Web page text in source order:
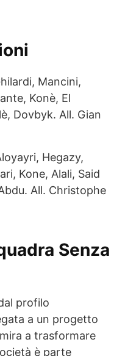
Mancini,
Konè, El
Dovbyk. All. Gian
Hegazy,
Kone, Alali, Said
All. Christophe
Senza
profilo
a un progetto
a trasformare
è parte